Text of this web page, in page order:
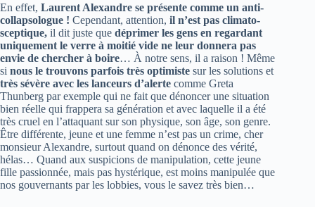
En effet, Laurent Alexandre se présente comme un anti-
collapsologue ! Cependant, attention, il n’est pas climato-
sceptique, il dit juste que déprimer les gens en regardant
uniquement le verre à moitié vide ne leur donnera pas
envie de chercher à boire… À notre sens, il a raison ! Même
si nous le trouvons parfois très optimiste sur les solutions et
très sévère avec les lanceurs d’alerte comme Greta
Thunberg par exemple qui ne fait que dénoncer une situation
bien réelle qui frappera sa génération et avec laquelle il a été
très cruel en l’attaquant sur son physique, son âge, son genre.
Être différente, jeune et une femme n’est pas un crime, cher
monsieur Alexandre, surtout quand on dénonce des vérité,
hélas… Quand aux suspicions de manipulation, cette jeune
fille passionnée, mais pas hystérique, est moins manipulée que
nos gouvernants par les lobbies, vous le savez très bien…